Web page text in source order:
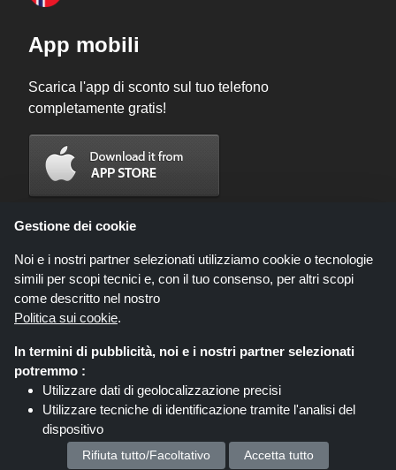
App mobili
Scarica l'app di sconto sul tuo telefono
completamente gratis!
Codicegratuito.it è un sito web all'interno del quale potrai trovare migliaia di
da diversi network di affiliati. Codicegratuito.it o il suo staff non è autorizzato
ad intervenire nel processo di vendita che consegue dalle summenzionate
offerte. Codicegratuito.it guadagna, tuttavia, delle commissioni attraverso le
Diritto d'autore © 2026 Codicegratuito. Tutti i Diritti Riservati.
Gestione dei cookie
Noi e i nostri partner selezionati utilizziamo cookie o tecnologie
simili per scopi tecnici e, con il tuo consenso, per altri scopi
come descritto nel nostro
Politica sui cookie.
In termini di pubblicità, noi e i nostri partner selezionati
potremmo :
Utilizzare dati di geolocalizzazione precisi
Utilizzare tecniche di identificazione tramite l'analisi del
dispositivo
Memorizzare e/o accedere alle informazioni su un
Rifiuta tutto/Facoltativo Accetta tutto